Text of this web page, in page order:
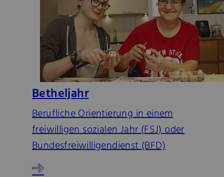
Betheljahr
Berufliche Orientierung in einem
freiwilligen sozialen Jahr (FSJ) oder
Bundesfreiwilligendienst (BFD)